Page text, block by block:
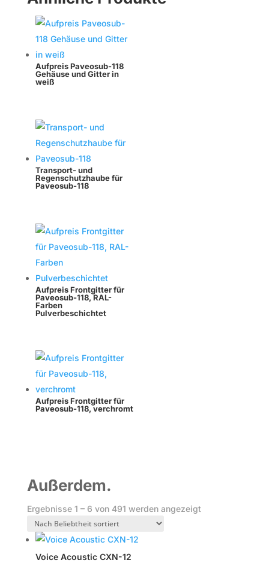
Aufpreis Paveosub-118
Gehäuse und Gitter in
weiß
Transport- und
Regenschutzhaube für
Paveosub-118
Aufpreis Frontgitter für
Paveosub-118, RAL-
Farben
Pulverbeschichtet
Aufpreis Frontgitter für
Paveosub-118, verchromt
Außerdem.
Ergebnisse 1 – 6 von 491 werden angezeigtNach
Voice Acoustic CXN-12